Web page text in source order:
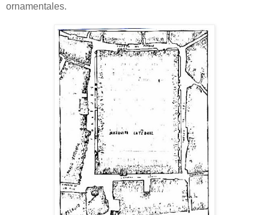
ornamentales.